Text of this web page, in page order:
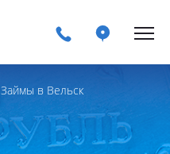
Займы в Вельск